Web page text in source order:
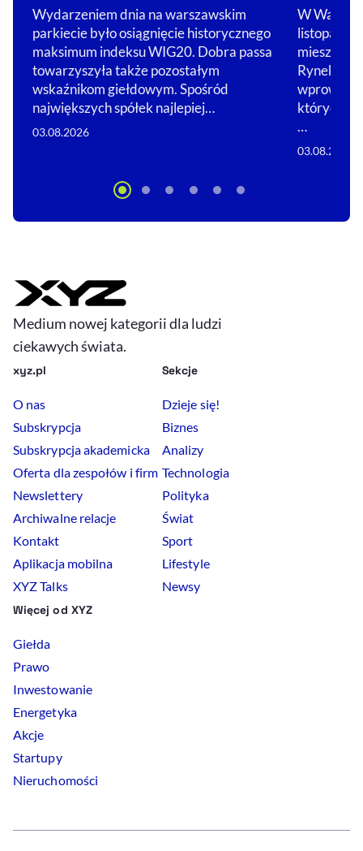
Wydarzeniem dnia na warszawskim
parkiecie było osiągnięcie historycznego
maksimum indeksu WIG20. Dobra passa
towarzyszyła także pozostałym
wskaźnikom giełdowym. Spośród
największych spółek najlepiej…
03.08.2026
W
listopada
których
…
03.08.2026
Medium nowej kategorii dla ludzi
ciekawych świata.
xyz.pl
O nas
Subskrypcja
Subskrypcja akademicka
Oferta dla zespołów i firm
Newslettery
Archiwalne relacje
Kontakt
Aplikacja mobilna
XYZ Talks
Sekcje
Dzieje się!
Biznes
Analizy
Technologia
Polityka
Świat
Sport
Lifestyle
Newsy
Więcej od XYZ
Giełda
Prawo
Inwestowanie
Energetyka
Akcje
Startupy
Nieruchomości